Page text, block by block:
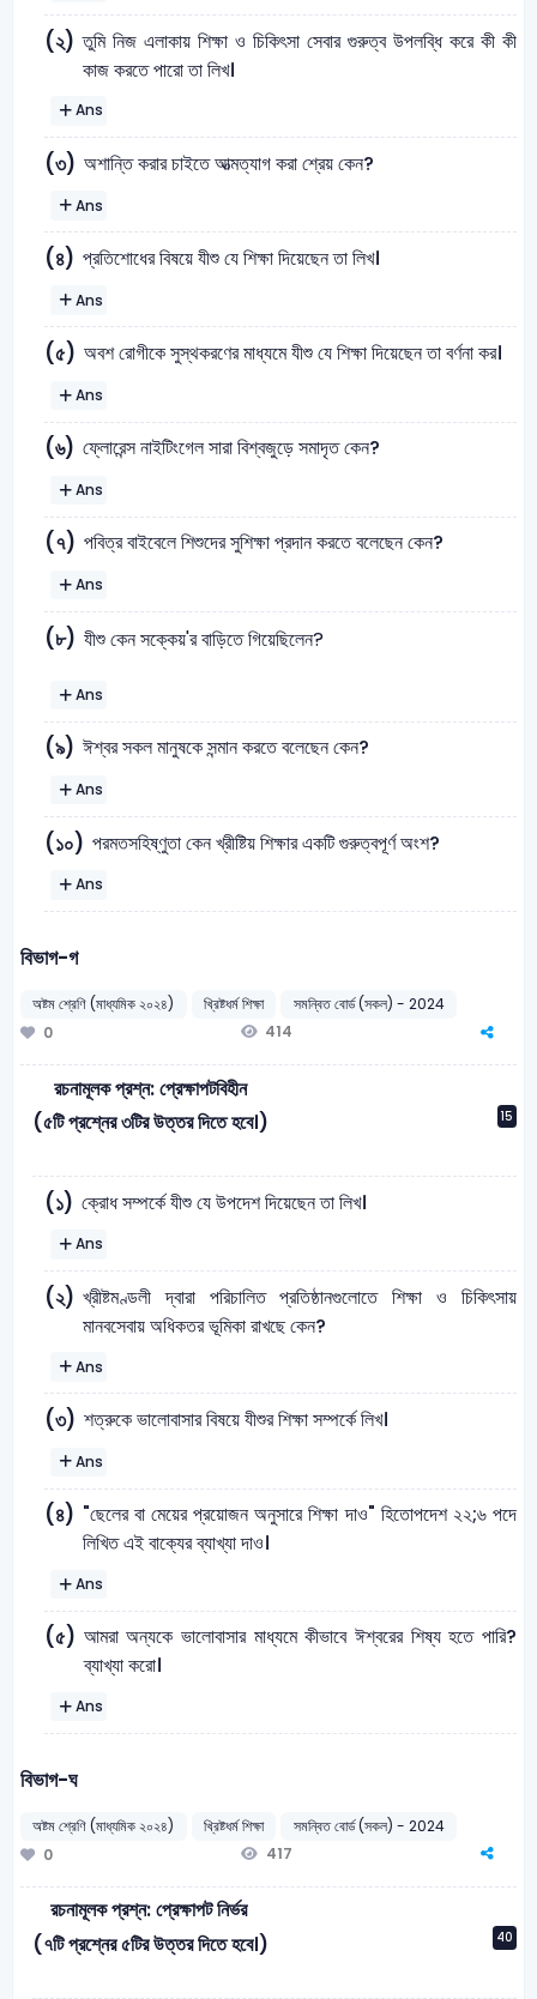
(২) তুমি নিজ এলাকায় শিক্ষা ও চিকিৎসা সেবার গুরুত্ব উপলব্ধি করে কী কী
কাজ করতে পারো তা লিখ।
Ans
(৩) অশান্তি করার চাইতে আত্মত্যাগ করা শ্রেয় কেন?
Ans
(৪) প্রতিশোধের বিষয়ে যীশু যে শিক্ষা দিয়েছেন তা লিখ।
Ans
(৫) অবশ রোগীকে সুস্থকরণের মাধ্যমে যীশু যে শিক্ষা দিয়েছেন তা বর্ণনা কর।
Ans
(৬) ফ্লোরেন্স নাইটিংগেল সারা বিশ্বজুড়ে সমাদৃত কেন?
Ans
(৭) পবিত্র বাইবেলে শিশুদের সুশিক্ষা প্রদান করতে বলেছেন কেন?
Ans
(৮) যীশু কেন সক্কেয়'র বাড়িতে গিয়েছিলেন?
Ans
(৯) ঈশ্বর সকল মানুষকে সন্মান করতে বলেছেন কেন?
Ans
(১০) পরমতসহিষ্ণুতা কেন খ্রীষ্টিয় শিক্ষার একটি গুরুত্বপূর্ণ অংশ?
Ans
বিভাগ-গ
অষ্টম শ্রেণি (মাধ্যমিক ২০২৪) খ্রিষ্টধর্ম শিক্ষা
সমন্বিত বোর্ড (সকল) - 2024
0
414
রচনামূলক প্রশ্ন: প্রেক্ষাপটবিহীন
(৫টি প্রশ্নের ৩টির উত্তর দিতে হবে।)
15
(১) ক্রোধ সম্পর্কে যীশু যে উপদেশ দিয়েছেন তা লিখ।
Ans
(২) খ্রীষ্টমণ্ডলী দ্বারা পরিচালিত প্রতিষ্ঠানগুলোতে শিক্ষা ও চিকিৎসায়
মানবসেবায় অধিকতর ভূমিকা রাখছে কেন?
Ans
(৩) শত্রুকে ভালোবাসার বিষয়ে যীশুর শিক্ষা সম্পর্কে লিখ।
Ans
(৪) "ছেলের বা মেয়ের প্রয়োজন অনুসারে শিক্ষা দাও" হিতোপদেশ ২২;৬ পদে
লিখিত এই বাক্যের ব্যাখ্যা দাও।
Ans
(৫) আমরা অন্যকে ভালোবাসার মাধ্যমে কীভাবে ঈশ্বরের শিষ্য হতে পারি?
ব্যাখ্যা করো।
Ans
বিভাগ-ঘ
অষ্টম শ্রেণি (মাধ্যমিক ২০২৪) খ্রিষ্টধর্ম শিক্ষা
সমন্বিত বোর্ড (সকল) - 2024
0
417
রচনামূলক প্রশ্ন: প্রেক্ষাপট নির্ভর
(৭টি প্রশ্নের ৫টির উত্তর দিতে হবে।)
40